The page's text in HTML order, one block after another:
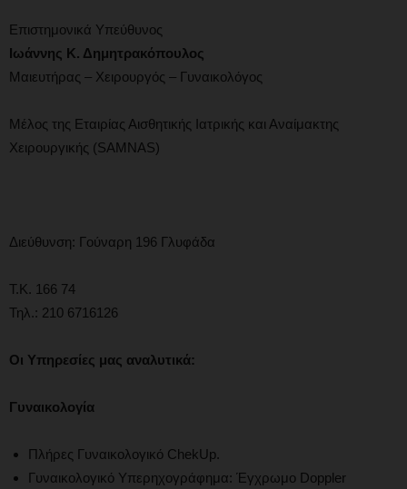
Επιστημονικά Υπεύθυνος
Ιωάννης Κ. Δημητρακόπουλος
Μαιευτήρας – Χειρουργός – Γυναικολόγος
Μέλος της Εταιρίας Αισθητικής Ιατρικής και Αναίμακτης
Χειρουργικής (SAMNAS)
Διεύθυνση: Γούναρη 196 Γλυφάδα
Τ.Κ. 166 74
Τηλ.: 210 6716126
Οι Υπηρεσίες μας αναλυτικά:
Γυναικολογία
Πλήρες Γυναικολογικό ChekUp.
Γυναικολογικό Υπερηχογράφημα: Έγχρωμο Doppler